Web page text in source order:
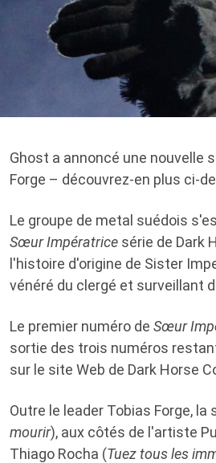
Ghost a annoncé une nouvelle
Forge – découvrez-en plus ci-
Le groupe de metal suédois
Sœur Impératrice série de Dark
l'histoire d'origine de Sister
vénéré du clergé et surveillant
Le premier numéro de Sœur
sortie des trois numéros
sur le site Web de Dark Horse
Outre le leader Tobias Forge,
mourir), aux côtés de l'artiste
Thiago Rocha (Tuez tous les